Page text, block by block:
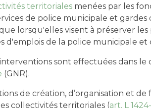
territoriales menées par les
de police municipale et
lorsqu'elles visent à préserver
d'emplois de la police municipale et
sont effectuées dans
(GNR).
de création, d’organisation et
collectivités territoriales (art. L